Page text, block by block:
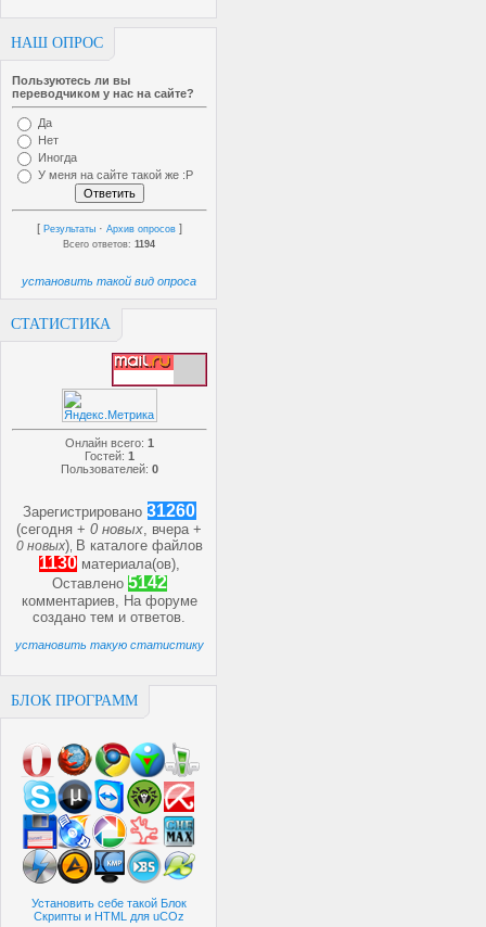
НАШ ОПРОС
Пользуютесь ли вы
переводчиком у нас на сайте?
Да
Нет
Иногда
У меня на сайте такой же :P
[ Результаты · Архив опросов ]
Всего ответов:1194
установить такой вид опроса
СТАТИСТИКА
Онлайн всего: 1
Гостей: 1
Пользователей: 0
Зарегистрировано 31260
(сегодня +0 новых, вчера +
0 новых) В каталоге файлов
1130 материала(ов),
Оставлено 5142
комментариев, На форуме
созданотем иответов.
установить такую статистику
БЛОК ПРОГРАММ
Установить себе такой Блок
Скрипты и HTML для uCOz